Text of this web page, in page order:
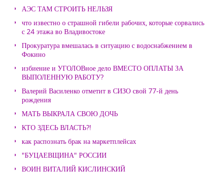
АЭС ТАМ СТРОИТЬ НЕЛЬЗЯ
что известно о страшной гибели рабочих, которые сорвались
с 24 этажа во Владивостоке
Прокуратура вмешалась в ситуацию с водоснабжением в
Фокино
избиение и УГОЛОВное дело ВМЕСТО ОПЛАТЫ ЗА
ВЫПОЛЕННУЮ РАБОТУ?
Валерий Василенко отметит в СИЗО свой 77-й день
рождения
МАТЬ ВЫКРАЛА СВОЮ ДОЧЬ
КТО ЗДЕСЬ ВЛАСТЬ?!
как распознать брак на маркетплейсах
"БУЦАЕВЩИНА" РОССИИ
ВОИН ВИТАЛИЙ КИСЛИНСКИЙ